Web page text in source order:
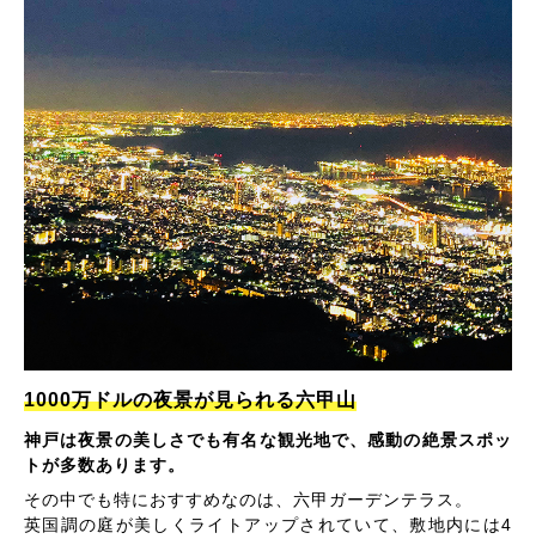
1000万ドルの夜景が見られる六甲山
神戸は夜景の美しさでも有名な観光地で、感動の絶景スポッ
トが多数あります。
その中でも特におすすめなのは、六甲ガーデンテラス。
英国調の庭が美しくライトアップされていて、敷地内には4